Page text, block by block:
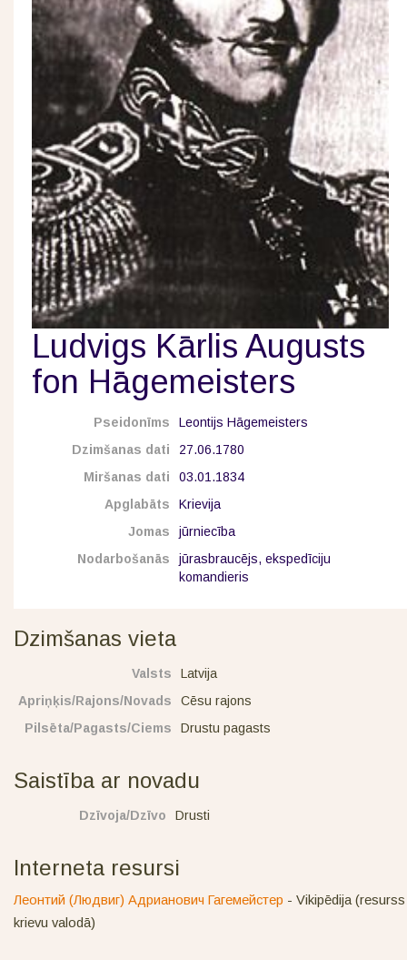
Ludvigs Kārlis Augusts
fon Hāgemeisters
Pseidonīms
Leontijs Hāgemeisters
Dzimšanas dati
27.06.1780
Miršanas dati
03.01.1834
Apglabāts
Krievija
Jomas
jūrniecība
Nodarbošanās
jūrasbraucējs, ekspedīciju
komandieris
Dzimšanas vieta
Valsts
Latvija
Apriņķis/Rajons/Novads
Cēsu rajons
Pilsēta/Pagasts/Ciems
Drustu pagasts
Saistība ar novadu
Dzīvoja/Dzīvo Drusti
Interneta resursi
Леонтий (Людвиг) Адрианович Гагемейстер - Vikipēdija (resurss
krievu valodā)